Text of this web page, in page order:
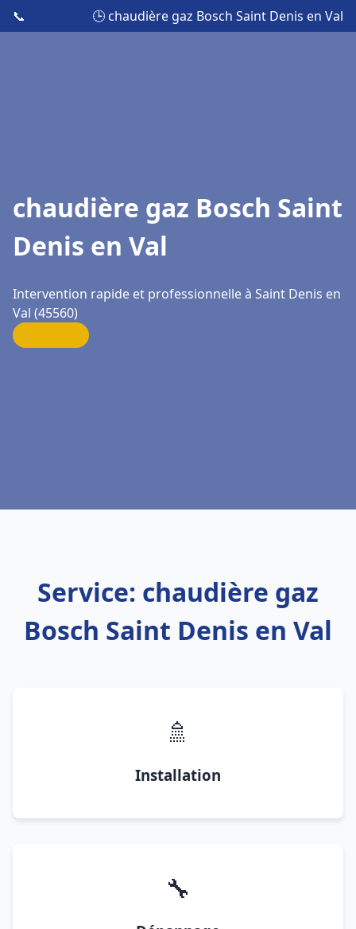
📞 🕒 chaudière gaz Bosch Saint Denis en Val
chaudière gaz Bosch Saint
Denis en Val
Intervention rapide et professionnelle à Saint Denis en
Val (45560)
Service: chaudière gaz
Bosch Saint Denis en Val
🚿
Installation
🔧